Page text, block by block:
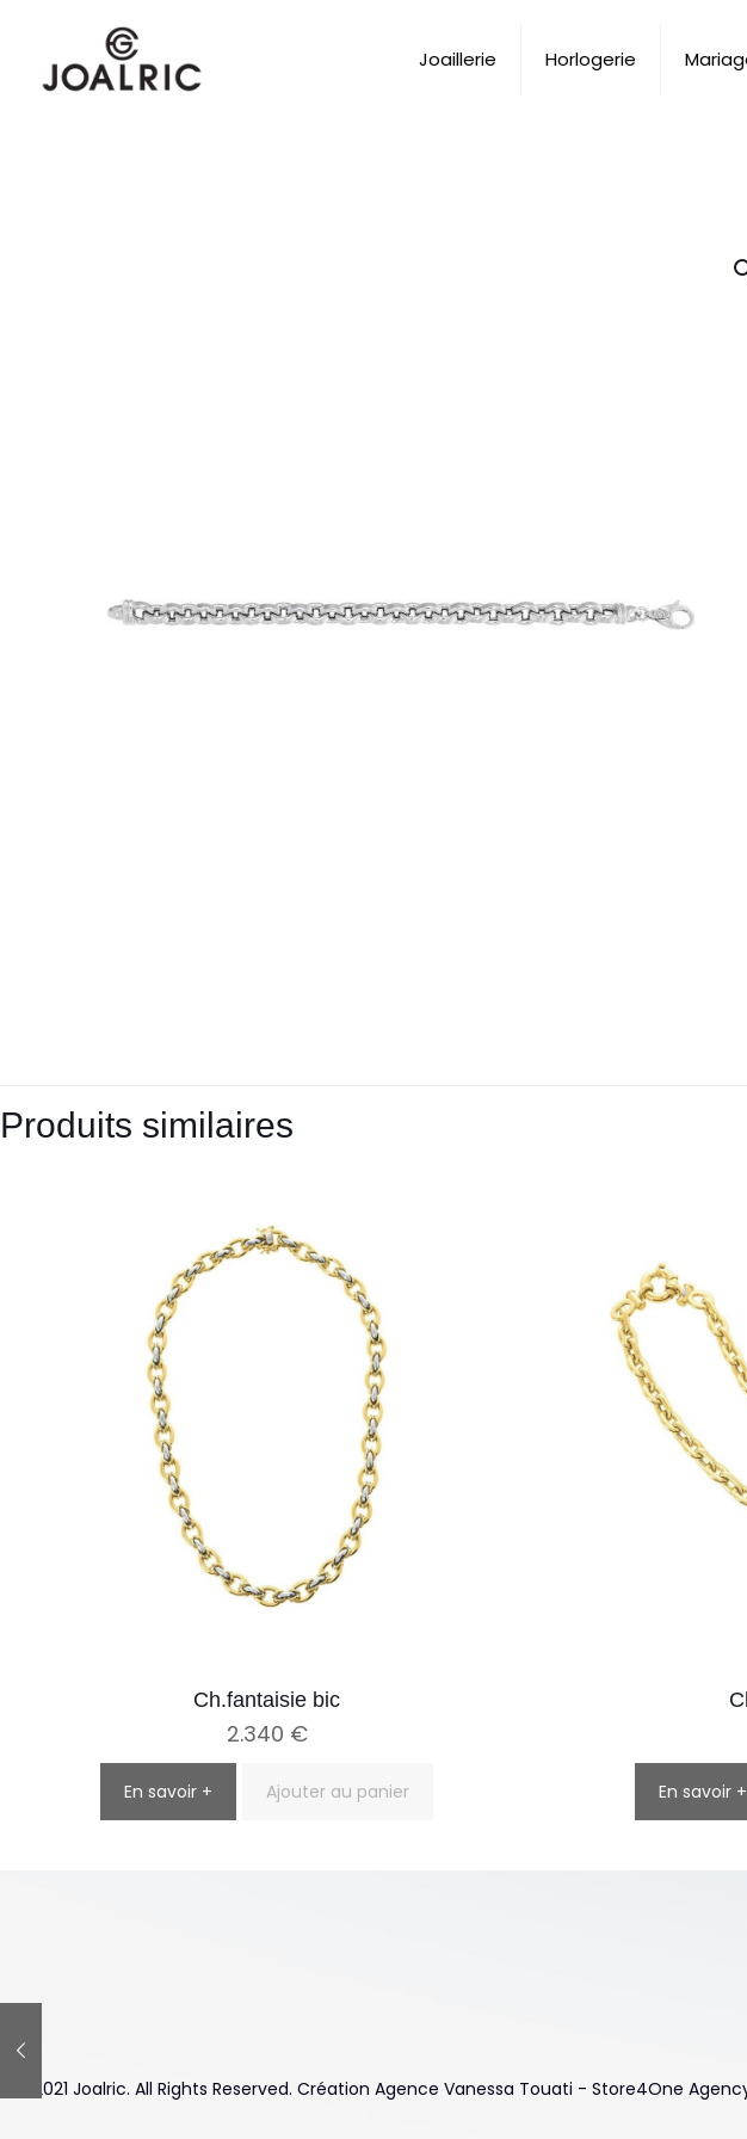
Joaillerie Horlogerie
Produits similaires
Ch.fantaisie bic
2.340 €
En savoir + Ajouter au panier En savoir +
© 2021 Joalric. All Rights Reserved. Création Agence Vanessa Touati - Store4One